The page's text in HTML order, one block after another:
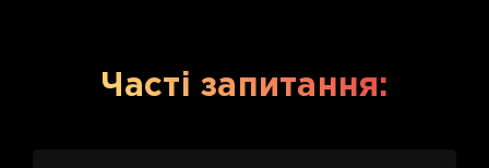
Часті запитання: